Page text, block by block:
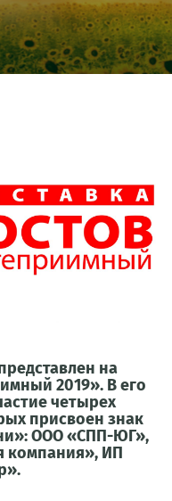
на
2019». В его
четырех
присвоен знак
ООО «СПП-ЮГ»,
ИП